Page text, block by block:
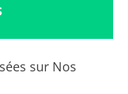
sur Nos